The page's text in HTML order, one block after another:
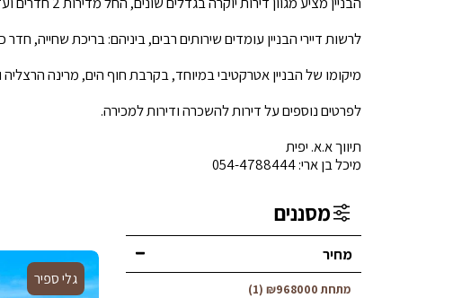
לרשות דיירי הבניין עומדים שירותים רבים, ביניהם: בריכת שחייה, חדר כושר, לובי
מיקומו של הבניין אטרקטיבי במיוחד, בקרבת חוף הים, מרינה הרצליה
לפרטים נוספים על דירות להשכרה ודירות למכירה.
תיווך א.א. יפית
מיכל בן ארי: 054-4788444
מסננים
מחיר
מתחת ₪968000
(1)
גלי ספיר